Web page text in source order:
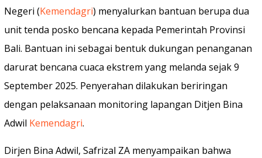
Negeri (Kemendagri) menyalurkan bantuan berupa dua
unit tenda posko bencana kepada Pemerintah Provinsi
Bali. Bantuan ini sebagai bentuk dukungan penanganan
darurat bencana cuaca ekstrem yang melanda sejak 9
September 2025. Penyerahan dilakukan beriringan
dengan pelaksanaan monitoring lapangan Ditjen Bina
Adwil Kemendagri.
Dirjen Bina Adwil, Safrizal ZA menyampaikan bahwa